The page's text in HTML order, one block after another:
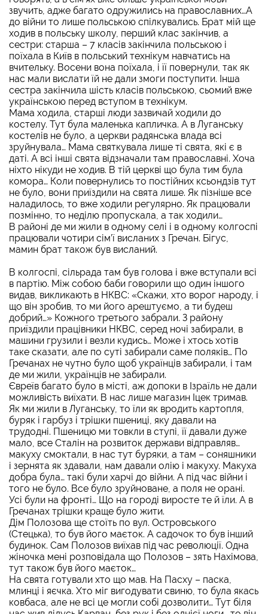
звучить, адже багато одружились на православних…А
до війни то лише польською спілкувались. Брат мій ще
ходив в польську школу, перший клас закінчив, а
сестри: старша – 7 класів закінчила польською і
поїхала в Київ в польський технікум навчатись на
вчительку. Восени вона поїхала, і її повернули, так як
нас мали вислати їй не дали змоги поступити. Інша
сестра закінчила шість класів польською, сьомий вже
українською перед вступом в технікум.
Мама ходила, старші люди зазвичай ходили до
костелу. Тут була маленька капличка. А в Луганську
костелів не було, а церкви радянська влада всі
зруйнувала… Мама святкувала лише ті свята, які є в
даті. А всі інші свята відзначали там православні. Хоча
ніхто нікуди не ходив. В тій церкві що була тим була
комора… Коли повернулись то постійних ксьондзів тут
не було, вони приїздили на свята лише. Як пізніше все
наладилось, то вже ходили регулярно. Як працювали
позмінно, то неділю пропускала, а так ходили…
В районі де ми жили в одному селі і в одному колгоспі
працювали чотири сім’ї висланих з Гречан. Бігус,
мамин брат також був висланий.
В колгоспі, сільрада там був голова і вже вступали всі
в партію. Між собою баби говорили що один іншого
видав, викликають в НКВС: «Скажи, хто ворог народу, і
що він зробив, то ми його арештуємо, а ти будеш
добрий…» Кожного третього забрали. З району
приїздили працівники НКВС, серед ночі забирали, в
машини грузили і везли кудись… Може і хтось хотів
таке сказати, але по суті забирали саме поляків… По
Гречанах не чутно було щоб українців забирали, і там
де ми жили, українців не забирали.
Євреїв багато було в місті, аж допоки в Ізраїль не дали
можливість виїхати. В нас лише магазин Іцек тримав.
Як ми жили в Луганську, то їли як вродить картопля,
буряк і гарбуз і трішки пшениці, яку давали на
трудодні. Пшеницю ми товкли в ступі, її давали дуже
мало, все Сталін на розвиток держави відправляв…
макуху смоктали, в нас тут буряки, а там – соняшники
і зернята як здавали, нам давали олію і макуху. Макуха
добра була… такі були харчі до війни. А під час війни і
того не було. Все було зруйноване, а поля не орані.
Усі були на фронті… Що на городі виросте те й їли. А в
Гречанах трішки краще було жити.
Дім Полозова ще стоїть по вул. Островського
(Стецька), то був його маєток. А садочок то був інший
будинок. Сам Полозов виїхав під час революції. Одна
жіночка мені розповідала що Полозов – зять Нахімова,
тут також був його маєток…
На свята готували хто що мав. На Пасху – паска,
млинці і яєчка. Хто міг вигодувати свиню, то була якась
ковбаса, але не всі це могли собі дозволити… Тут біля